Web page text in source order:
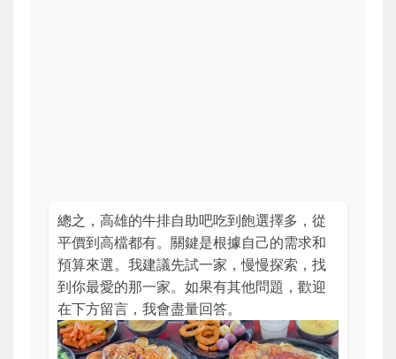
總之，高雄的牛排自助吧吃到飽選擇多，從
平價到高檔都有。關鍵是根據自己的需求和
預算來選。我建議先試一家，慢慢探索，找
到你最愛的那一家。如果有其他問題，歡迎
在下方留言，我會盡量回答。